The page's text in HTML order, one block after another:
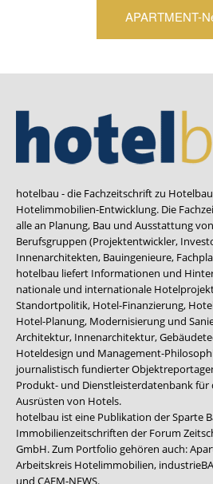
APARTMENT-
hotelbau - die Fachzeitschrift zu
Hotelimmobilien-Entwicklung. Die
alle an Planung, Bau und Ausstattung
Berufsgruppen (Projektentwickler,
Innenarchitekten, Bauingenieure,
hotelbau liefert Informationen und
nationale und internationale
Standortpolitik, Hotel-Finanzierung,
Hotel-Planung, Modernisierung und
Architektur, Innenarchitektur,
Hoteldesign und Management-
journalistisch fundierter
Produkt- und Dienstleisterdatenbank für
Ausrüsten von Hotels.
hotelbau ist eine Publikation der Sparte
Immobilienzeitschriften der Forum
GmbH. Zum Portfolio gehören auch:
Arbeitskreis Hotelimmobilien,
und CAFM-NEWS.